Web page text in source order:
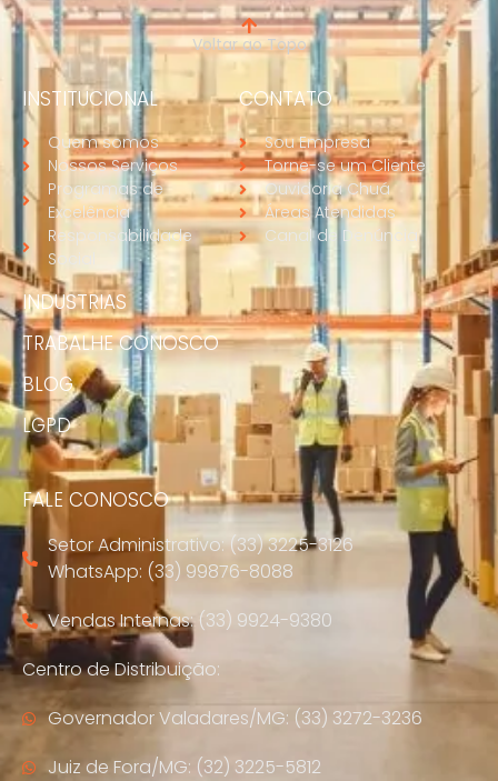
Voltar ao Topo
INSTITUCIONAL
Quem somos
Nossos Serviços
Programas de
Excelência
Responsabilidade
Social
INDUSTRIAS
TRABALHE CONOSCO
BLOG
LGPD
CONTATO
Sou Empresa
Torne-se um Cliente
Ouvidoria Chuá
Áreas Atendidas
Canal de Denúncia
FALE CONOSCO
Setor Administrativo: (33) 3225-3126
WhatsApp: (33) 99876-8088
Vendas Internas: (33) 9924-9380
Centro de Distribuição:
Governador Valadares/MG: (33) 3272-3236
Juiz de Fora/MG: (32) 3225-5812